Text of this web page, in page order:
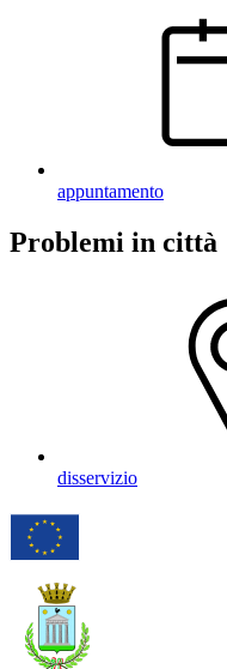
appuntamento
Problemi in città
disservizio